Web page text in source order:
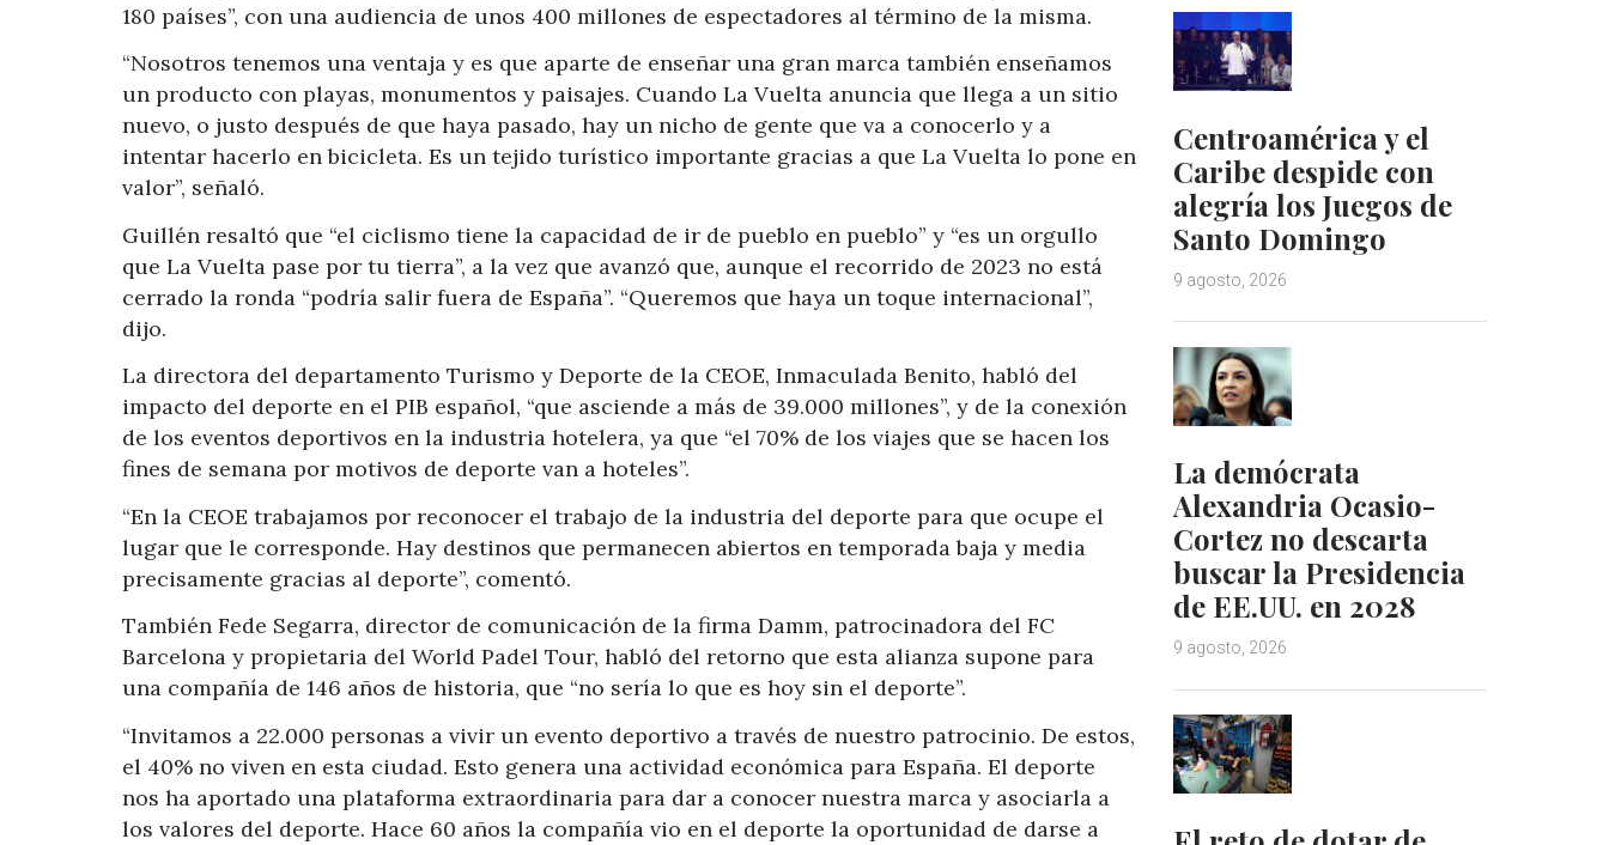
180 países”, con una audiencia de unos 400 millones de espectadores al término de la misma.
“Nosotros tenemos una ventaja y es que aparte de enseñar una gran marca también enseñamos
un producto con playas, monumentos y paisajes. Cuando La Vuelta anuncia que llega a un sitio
nuevo, o justo después de que haya pasado, hay un nicho de gente que va a conocerlo y a
intentar hacerlo en bicicleta. Es un tejido turístico importante gracias a que La Vuelta lo pone en
valor”, señaló.
Guillén resaltó que “el ciclismo tiene la capacidad de ir de pueblo en pueblo” y “es un orgullo
que La Vuelta pase por tu tierra”, a la vez que avanzó que, aunque el recorrido de 2023 no está
cerrado la ronda “podría salir fuera de España”. “Queremos que haya un toque internacional”,
dijo.
La directora del departamento Turismo y Deporte de la CEOE, Inmaculada Benito, habló del
impacto del deporte en el PIB español, “que asciende a más de 39.000 millones”, y de la conexión
de los eventos deportivos en la industria hotelera, ya que “el 70% de los viajes que se hacen los
fines de semana por motivos de deporte van a hoteles”.
“En la CEOE trabajamos por reconocer el trabajo de la industria del deporte para que ocupe el
lugar que le corresponde. Hay destinos que permanecen abiertos en temporada baja y media
precisamente gracias al deporte”, comentó.
También Fede Segarra, director de comunicación de la firma Damm, patrocinadora del FC
Barcelona y propietaria del World Padel Tour, habló del retorno que esta alianza supone para
una compañía de 146 años de historia, que “no sería lo que es hoy sin el deporte”.
“Invitamos a 22.000 personas a vivir un evento deportivo a través de nuestro patrocinio. De estos,
el 40% no viven en esta ciudad. Esto genera una actividad económica para España. El deporte
nos ha aportado una plataforma extraordinaria para dar a conocer nuestra marca y asociarla a
los valores del deporte. Hace 60 años la compañía vio en el deporte la oportunidad de darse a
Centroamérica y el
Caribe despide con
alegría los Juegos de
Santo Domingo
9 agosto, 2026
La demócrata
Alexandria Ocasio-
Cortez no descarta
buscar la Presidencia
de EE.UU. en 2028
9 agosto, 2026